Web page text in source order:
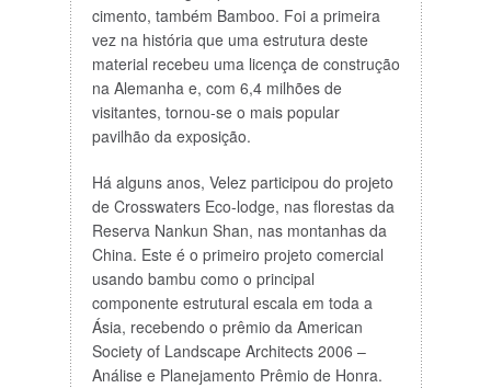
cimento, também Bamboo. Foi a primeira
vez na história que uma estrutura deste
material recebeu uma licença de construção
na Alemanha e, com 6,4 milhões de
visitantes, tornou-se o mais popular
pavilhão da exposição.
Há alguns anos, Velez participou do projeto
de Crosswaters Eco-lodge, nas florestas da
Reserva Nankun Shan, nas montanhas da
China. Este é o primeiro projeto comercial
usando bambu como o principal
componente estrutural escala em toda a
Ásia, recebendo o prêmio da American
Society of Landscape Architects 2006 –
Análise e Planejamento Prêmio de Honra.